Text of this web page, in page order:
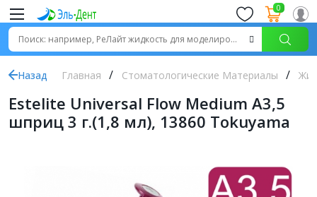
0
Назад Главная Стоматологические Материалы
Estelite Universal Flow Medium А3,5
шприц 3 г.(1,8 мл), 13860 Tokuyama